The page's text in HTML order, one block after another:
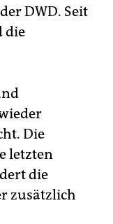
DWD. Seit
die
Die
letzten
die
zusätzlich